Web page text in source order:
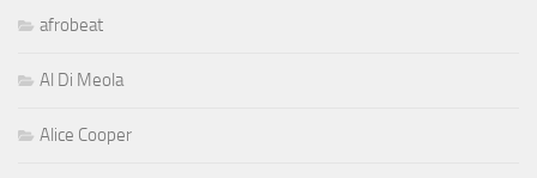
afrobeat
Al Di Meola
Alice Cooper